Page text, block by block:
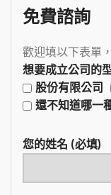
免費諮詢
歡迎填以下表單
想要成立公司的
股份有限公司
還不知道哪一
您的姓名 (必填)